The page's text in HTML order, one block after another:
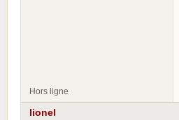
Hors ligne
lionel